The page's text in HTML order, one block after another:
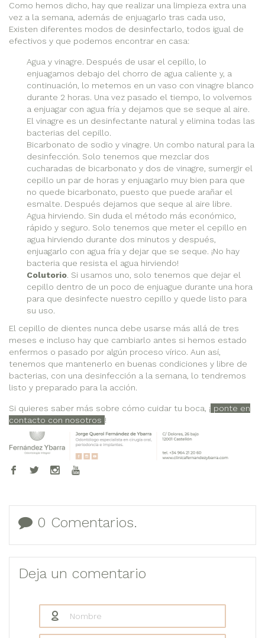
Como hemos dicho, hay que realizar una limpieza extra una
vez a la semana, además de enjuagarlo tras cada uso,
Existen diferentes modos de desinfectarlo, todos igual de
efectivos y que podemos encontrar en casa:
Agua y vinagre. Después de usar el cepillo, lo
enjuagamos debajo del chorro de agua caliente y, a
continuación, lo metemos en un vaso con vinagre blanco
durante 2 horas. Una vez pasado el tiempo, lo volvemos
a enjuagar con agua fría y dejamos que se seque al aire.
El vinagre es un desinfectante natural y elimina todas las
bacterias del cepillo.
Bicarbonato de sodio y vinagre. Un combo natural para la
desinfección. Solo tenemos que mezclar dos
cucharadas de bicarbonato y dos de vinagre, sumergir el
cepillo un par de horas y enjuagarlo muy bien para que
no quede bicarbonato, puesto que puede arañar el
esmalte. Después dejamos que seque al aire libre.
Agua hirviendo. Sin duda el método más económico,
rápido y seguro. Solo tenemos que meter el cepillo en
agua hirviendo durante dos minutos y después,
enjuagarlo con agua fría y dejar que se seque. ¡No hay
bacteria que resista el agua hirviendo!
Colutorio. Si usamos uno, solo tenemos que dejar el
cepillo dentro de un poco de enjuague durante una hora
para que desinfecte nuestro cepillo y quede listo para
su uso.
El cepillo de dientes nunca debe usarse más allá de tres
meses e incluso hay que cambiarlo antes si hemos estado
enfermos o pasado por algún proceso vírico. Aun así,
tenemos que mantenerlo en buenas condiciones y libre de
bacterias, con una desinfección a la semana, lo tendremos
listo y preparado para la acción.
Si quieres saber más sobre cómo cuidar tu boca, ¡ ponte en
contacto con nosotros !
0 Comentarios.
Deja un comentario
Nombre